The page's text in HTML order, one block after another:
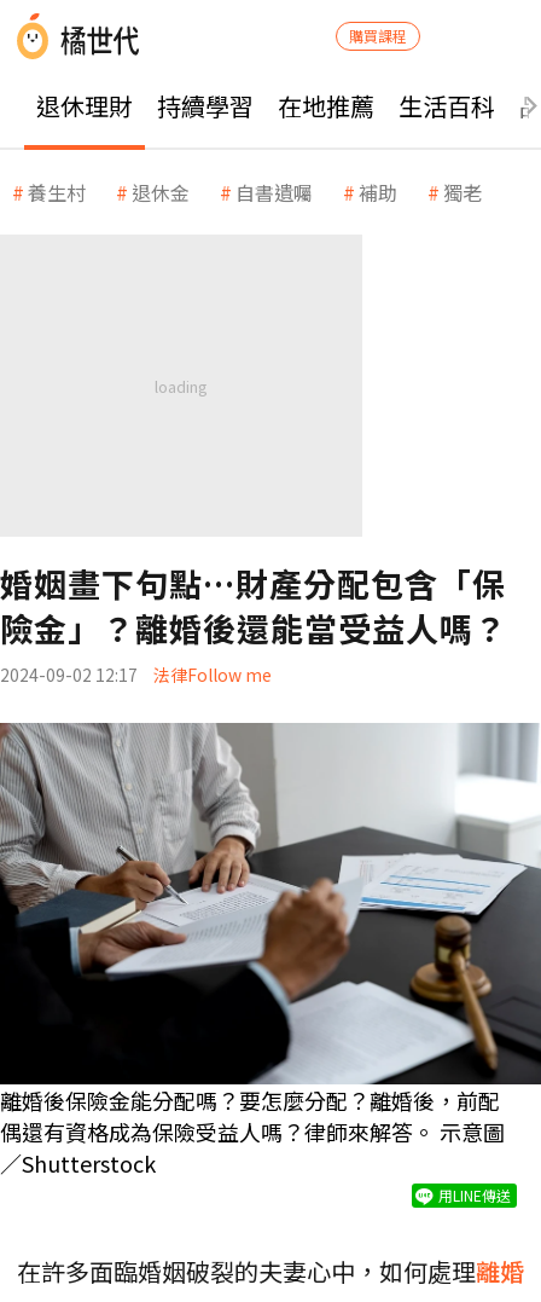
購買課程
退休理財 持續學習 在地推薦 生活百科
養生村 退休金 自書遺囑 補助 獨老
婚姻畫下句點…財產分配包含「保
險金」？離婚後還能當受益人嗎？
2024-09-02 12:17 法律Follow me
離婚後保險金能分配嗎？要怎麼分配？離婚後，前配
偶還有資格成為保險受益人嗎？律師來解答。 示意圖
／Shutterstock
用LINE傳送
在許多面臨婚姻破裂的夫妻心中，如何處理離婚